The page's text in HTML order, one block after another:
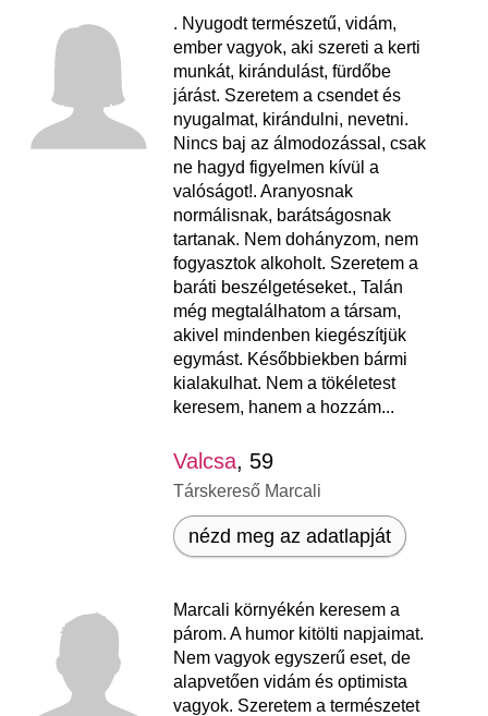
. Nyugodt természetű, vidám,
ember vagyok, aki szereti a kerti
munkát, kirándulást, fürdőbe
járást. Szeretem a csendet és
nyugalmat, kirándulni, nevetni.
Nincs baj az álmodozással, csak
ne hagyd figyelmen kívül a
valóságot!. Aranyosnak
normálisnak, barátságosnak
tartanak. Nem dohányzom, nem
fogyasztok alkoholt. Szeretem a
baráti beszélgetéseket., Talán
még megtalálhatom a társam,
akivel mindenben kiegészítjük
egymást. Későbbiekben bármi
kialakulhat. Nem a tökéletest
keresem, hanem a hozzám...
Valcsa, 59
Társkereső Marcali
nézd meg az adatlapját
Marcali környékén keresem a
párom. A humor kitölti napjaimat.
Nem vagyok egyszerű eset, de
alapvetően vidám és optimista
vagyok. Szeretem a természetet